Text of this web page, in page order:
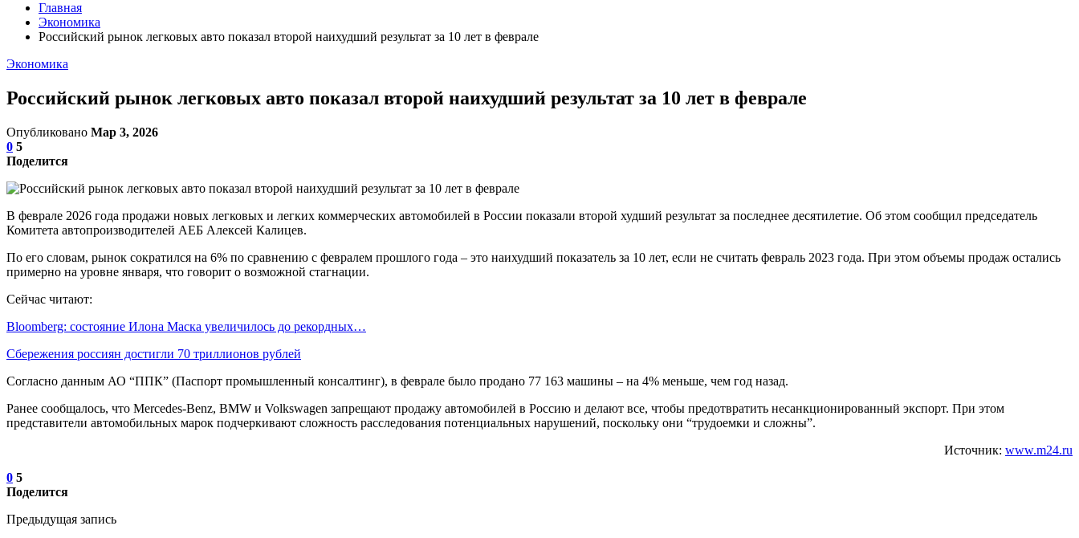
Главная
Экономика
Российский рынок легковых авто показал второй наихудший результат за 10 лет в феврале
Экономика
Российский рынок легковых авто показал второй наихудший результат за 10 лет в феврале
Опубликовано Мар 3, 2026
0 5
Поделится
В феврале 2026 года продажи новых легковых и легких коммерческих автомобилей в России показали второй худший результат за последнее десятилетие. Об этом сообщил председатель
Комитета автопроизводителей АЕБ Алексей Калицев.
По его словам, рынок сократился на 6% по сравнению с февралем прошлого года – это наихудший показатель за 10 лет, если не считать февраль 2023 года. При этом объемы продаж остались
примерно на уровне января, что говорит о возможной стагнации.
Сейчас читают:
Bloomberg: состояние Илона Маска увеличилось до рекордных…
Сбережения россиян достигли 70 триллионов рублей
Согласно данным АО “ППК” (Паспорт промышленный консалтинг), в феврале было продано 77 163 машины – на 4% меньше, чем год назад.
Ранее сообщалось, что Mercedes-Benz, BMW и Volkswagen запрещают продажу автомобилей в Россию и делают все, чтобы предотвратить несанкционированный экспорт. При этом
представители автомобильных марок подчеркивают сложность расследования потенциальных нарушений, поскольку они “трудоемки и сложны”.
Источник: www.m24.ru
0 5
Поделится
Предыдущая запись